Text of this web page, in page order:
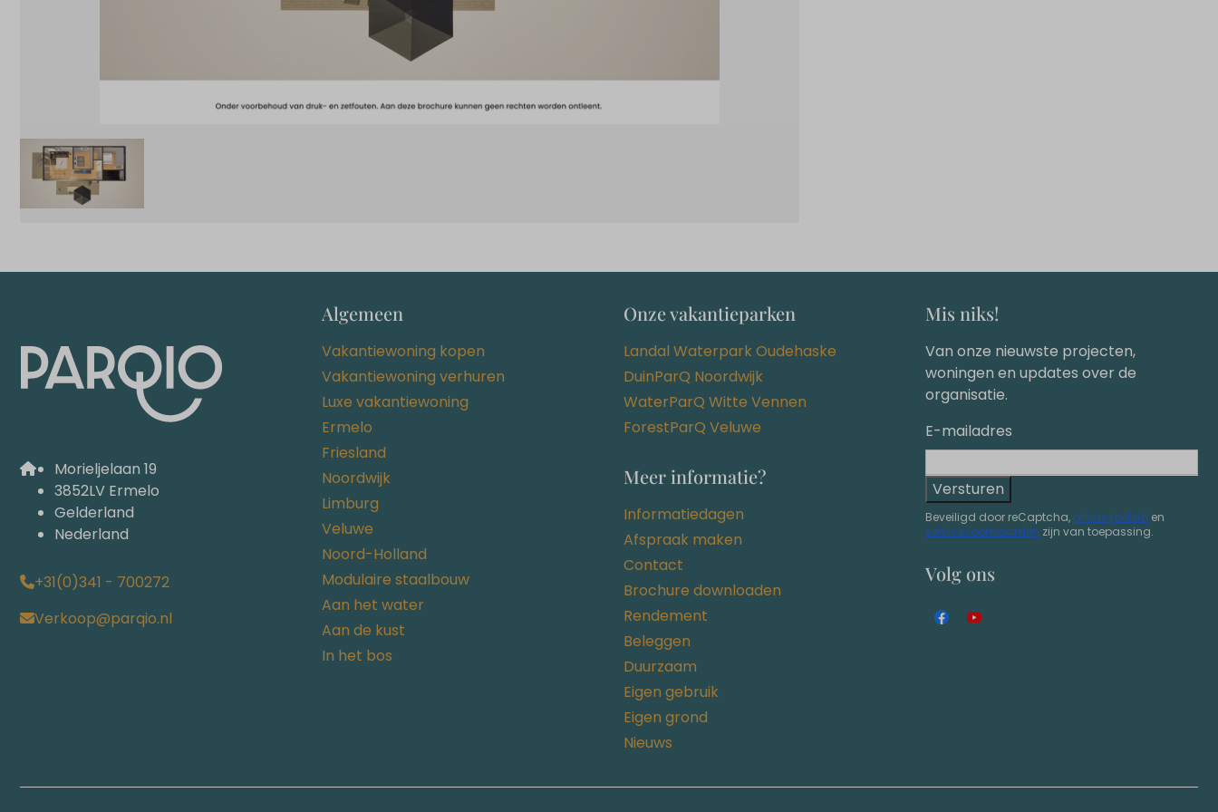
Morieljelaan 19
3852LV Ermelo
Gelderland
Nederland
+31(0)341 - 700272
Verkoop@parqio.nl
Algemeen
Vakantiewoning kopen
Vakantiewoning verhuren
Luxe vakantiewoning
Ermelo
Friesland
Noordwijk
Limburg
Veluwe
Noord-Holland
Modulaire staalbouw
Aan het water
Aan de kust
In het bos
Onze vakantieparken
Landal Waterpark Oudehaske
DuinParQ Noordwijk
WaterParQ Witte Vennen
ForestParQ Veluwe
Meer informatie?
Informatiedagen
Afspraak maken
Contact
Brochure downloaden
Rendement
Beleggen
Duurzaam
Eigen gebruik
Eigen grond
Nieuws
Mis niks!
Van onze nieuwste projecten,
woningen en updates over de
organisatie.
E-mailadres
Versturen
Beveiligd door reCaptcha, privacybeleid en
servicevoorwaarden zijn van toepassing.
Volg ons